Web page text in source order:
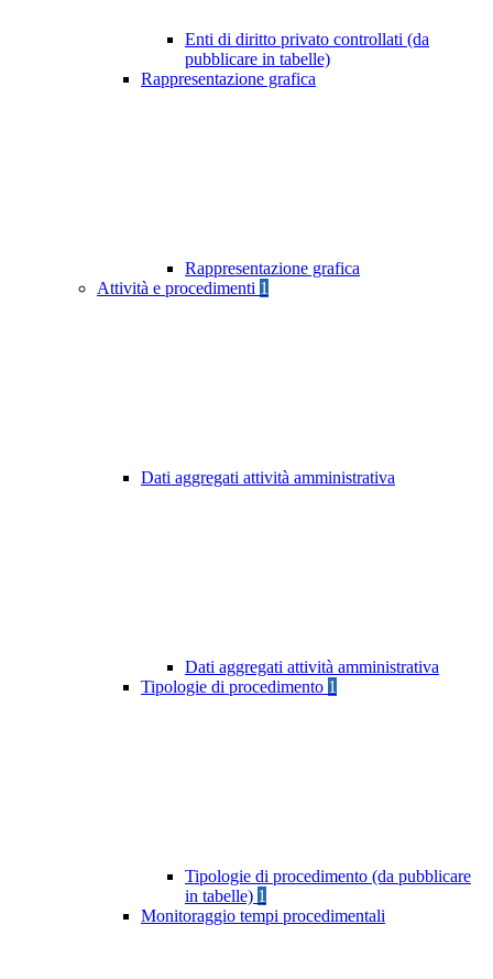
Enti di diritto privato controllati (da
pubblicare in tabelle)
Rappresentazione grafica
Rappresentazione grafica
Attività e procedimenti 1
Dati aggregati attività amministrativa
Dati aggregati attività amministrativa
Tipologie di procedimento 1
Tipologie di procedimento (da pubblicare
in tabelle) 1
Monitoraggio tempi procedimentali